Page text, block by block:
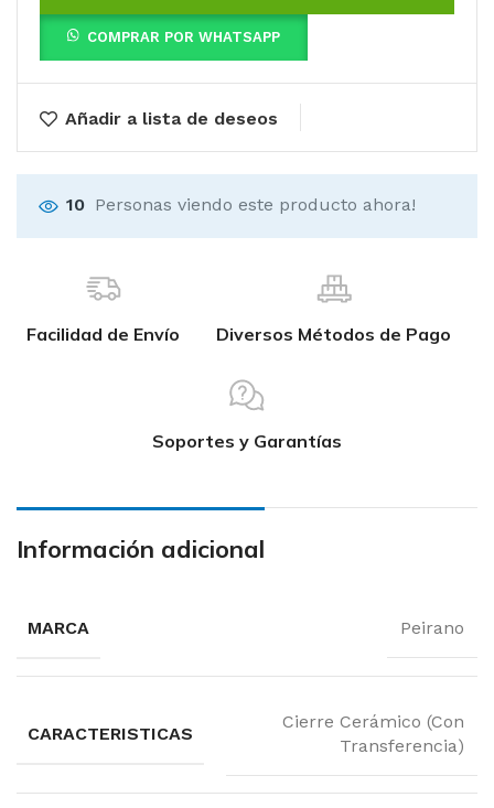
COMPRAR POR WHATSAPP
Añadir a lista de deseos
10 Personas viendo este producto ahora!
Facilidad de Envío Diversos Métodos de Pago
Soportes y Garantías
Información adicional
MARCA Peirano
CARACTERISTICAS
Cierre Cerámico (Con
Transferencia)